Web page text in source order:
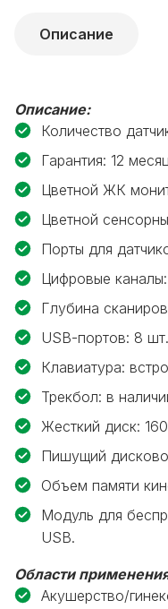
Описание
Описание:
Количество
Гарантия: 12
Цветной ЖК
Цветной
Порты для
Цифровые
Глубина
USB-портов: 8
Клавиатура:
Трекбол: в
Жесткий диск:
Пишущий
Объем памяти
Модуль для
USB.
Области
Акушерство/